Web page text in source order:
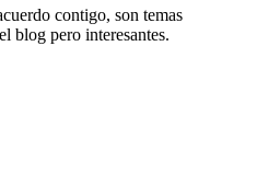
contigo, son temas
blog pero interesantes.